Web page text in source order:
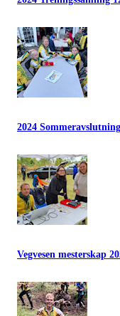
2024 Sommeravslutning
Vegvesen mesterskap